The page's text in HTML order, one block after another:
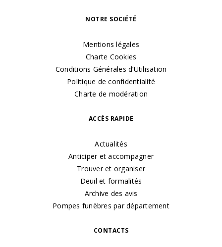
NOTRE SOCIÉTÉ
Mentions légales
Charte Cookies
Conditions Générales d’Utilisation
Politique de confidentialité
Charte de modération
ACCÈS RAPIDE
Actualités
Anticiper et accompagner
Trouver et organiser
Deuil et formalités
Archive des avis
Pompes funèbres par département
CONTACTS